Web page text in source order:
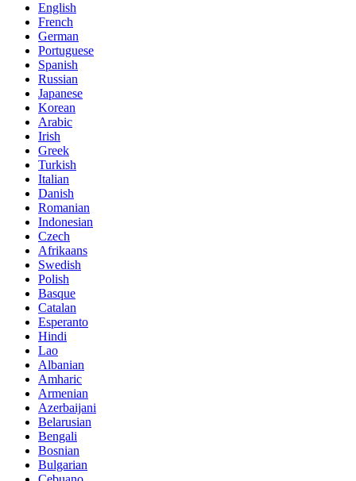
English
French
German
Portuguese
Spanish
Russian
Japanese
Korean
Arabic
Irish
Greek
Turkish
Italian
Danish
Romanian
Indonesian
Czech
Afrikaans
Swedish
Polish
Basque
Catalan
Esperanto
Hindi
Lao
Albanian
Amharic
Armenian
Azerbaijani
Belarusian
Bengali
Bosnian
Bulgarian